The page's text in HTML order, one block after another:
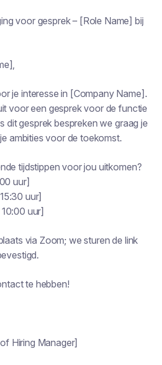
voor gesprek – [Role Name] bij
je interesse in [Company Name].
voor een gesprek voor de functie
dit gesprek bespreken we graag je
ambities voor de toekomst.
tijdstippen voor jou uitkomen?
uur]
uur]
uur]
via Zoom; we sturen de link
te hebben!
Hiring Manager]